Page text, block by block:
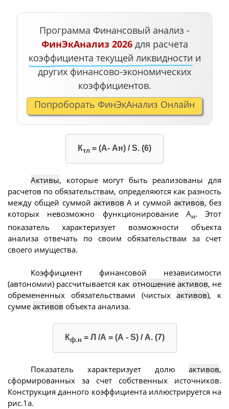
Программа Финансовый анализ -
ФинЭкАнализ 2026для расчета
коэффициента текущей ликвидности и
других финансово-экономических
коэффициентов.
Попроборать ФинЭкАнализ Онлайн
Ктл = (A- Ан) / S. (6)
Активы, которые могут быть реализованы для
расчетов по обязательствам, определяются как разность
между общей суммой активов A и суммой активов, без
которых невозможно функционирование Ан. Этот
показатель характеризует возможности объекта
анализа отвечать по своим обязательствам за счет
своего имущества.
Коэффициент финансовой независимости
(автономии) рассчитывается как отношение активов, не
обремененных обязательствами (чистыхактивов), к
сумме активов объекта анализа.
Кф.н = Л /А = (А - S) / А. (7)
Показатель характеризует долю активов,
сформированных за счет собственных источников.
Конструкция данного коэффициента иллюстрируется на
рис.1а.